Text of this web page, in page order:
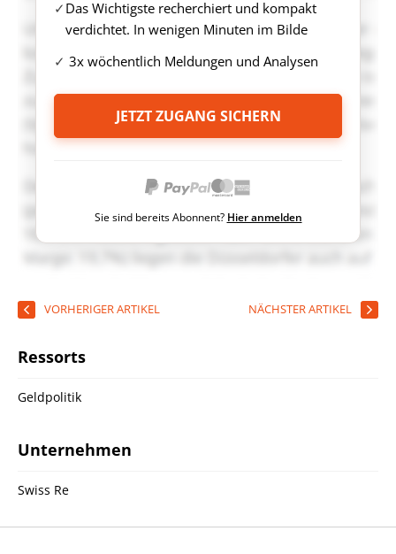
Das Wichtigste recherchiert und kompakt
verdichtet. In wenigen Minuten im Bilde
3x wöchentlich Meldungen und Analysen
JETZT ZUGANG SICHERN
Sie sind bereits Abonnent? Hier anmelden
VORHERIGER ARTIKEL NÄCHSTER ARTIKEL
Ressorts
Geldpolitik
Unternehmen
Swiss Re